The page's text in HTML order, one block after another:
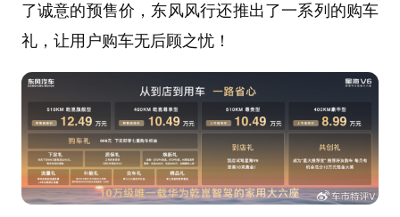
了诚意的预售价，东风风行还推出了一系列的购车
礼，让用户购车无后顾之忧！